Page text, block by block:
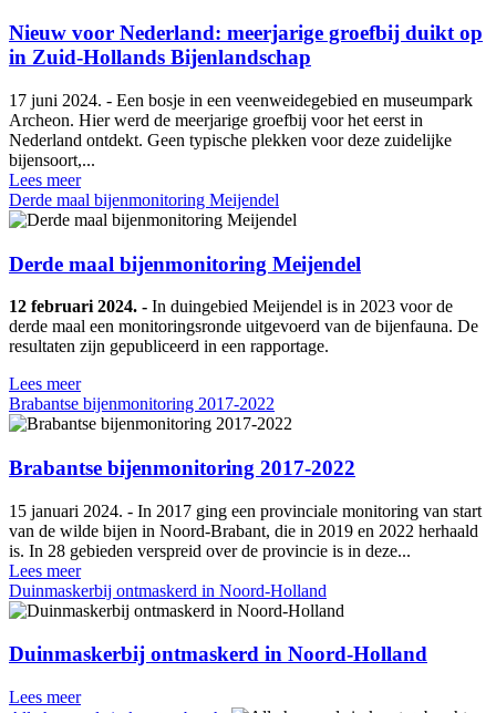
Nieuw voor Nederland: meerjarige groefbij duikt op
in Zuid-Hollands Bijenlandschap
17 juni 2024. - Een bosje in een veenweidegebied en museumpark
Archeon. Hier werd de meerjarige groefbij voor het eerst in
Nederland ontdekt. Geen typische plekken voor deze zuidelijke
bijensoort,...
Lees meer
Derde maal bijenmonitoring Meijendel
Derde maal bijenmonitoring Meijendel
12 februari 2024. - In duingebied Meijendel is in 2023 voor de
derde maal een monitoringsronde uitgevoerd van de bijenfauna. De
resultaten zijn gepubliceerd in een rapportage.
Lees meer
Brabantse bijenmonitoring 2017-2022
Brabantse bijenmonitoring 2017-2022
15 januari 2024. - In 2017 ging een provinciale monitoring van start
van de wilde bijen in Noord-Brabant, die in 2019 en 2022 herhaald
is. In 28 gebieden verspreid over de provincie is in deze...
Lees meer
Duinmaskerbij ontmaskerd in Noord-Holland
Duinmaskerbij ontmaskerd in Noord-Holland
Lees meer